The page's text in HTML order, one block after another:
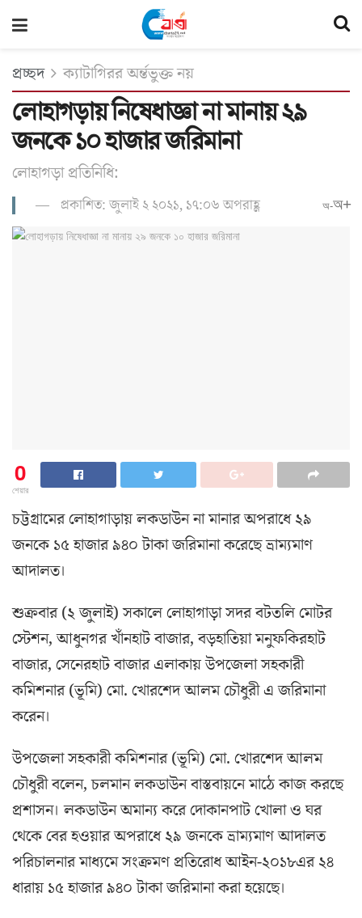
প্রচ্ছদ ক্যাটাগিরর অর্ন্তভুক্ত নয়
লোহাগড়ায় নিষেধাজ্ঞা না মানায় ২৯
জনকে ১০ হাজার জরিমানা
লোহাগড়া প্রতিনিধি:
প্রকাশিত: জুলাই ২ ২০২১, ১৭:০৬ অপরাহ্ণ অ-অ+
0
শেয়ার
চট্টগ্রামের লোহাগাড়ায় লকডাউন না মানার অপরাধে ২৯
জনকে ১৫ হাজার ৯৪০ টাকা জরিমানা করেছে ভ্রাম্যমাণ
আদালত।
শুক্রবার (২ জুলাই) সকালে লোহাগাড়া সদর বটতলি মোটর
স্টেশন, আধুনগর খাঁনহাট বাজার, বড়হাতিয়া মনুফকিরহাট
বাজার, সেনেরহাট বাজার এলাকায় উপজেলা সহকারী
কমিশনার (ভূমি) মো. খোরশেদ আলম চৌধুরী এ জরিমানা
করেন।
উপজেলা সহকারী কমিশনার (ভূমি) মো. খোরশেদ আলম
চৌধুরী বলেন, চলমান লকডাউন বাস্তবায়নে মাঠে কাজ করছে
প্রশাসন। লকডাউন অমান্য করে দোকানপাট খোলা ও ঘর
থেকে বের হওয়ার অপরাধে ২৯ জনকে ভ্রাম্যমাণ আদালত
পরিচালনার মাধ্যমে সংক্রমণ প্রতিরোধ আইন-২০১৮এর ২৪
ধারায় ১৫ হাজার ৯৪০ টাকা জরিমানা করা হয়েছে।